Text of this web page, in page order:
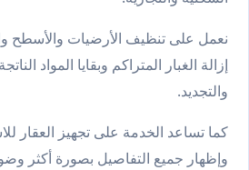
نعمل على تنظيف الأرضيات والأسطح
إزالة الغبار المتراكم وبقايا المواد
والتجديد.
كما تساعد الخدمة على تجهيز العقار
وإظهار جميع التفاصيل بصورة أكثر